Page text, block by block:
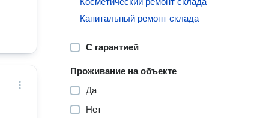
Капитальный ремонт склада
С гарантией
Проживание на объекте
Да
Нет